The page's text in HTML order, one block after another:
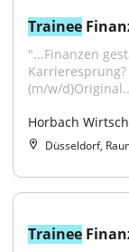
Trainee
"...Finanzen
Karrieresprung?
(m/w/
Horbach
Düsseldorf,
Trainee